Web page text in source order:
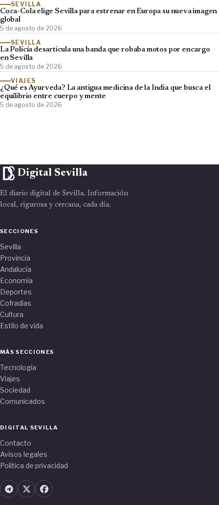
SEVILLA
Coca-Cola elige Sevilla para estrenar en Europa su nueva imagen
global
5 de agosto de 2026
SEVILLA
La Policía desarticula una banda que robaba motos por encargo
en Sevilla
5 de agosto de 2026
VIAJES
¿Qué es Ayurveda? La antigua medicina de la India que busca el
equilibrio entre cuerpo y mente
5 de agosto de 2026
Digital Sevilla
El diario digital de Sevilla. Información
local, rigurosa y cercana, cada día.
SECCIONES
Sevilla
Provincia
Andalucía
Economía
Deportes
Cofradías
Cultura
Estilo de vida
MÁS SECCIONES
Tecnología
Viajes
Sociedad
Comunicados
DIGITAL SEVILLA
Contacto
Avisos legales
Política de privacidad